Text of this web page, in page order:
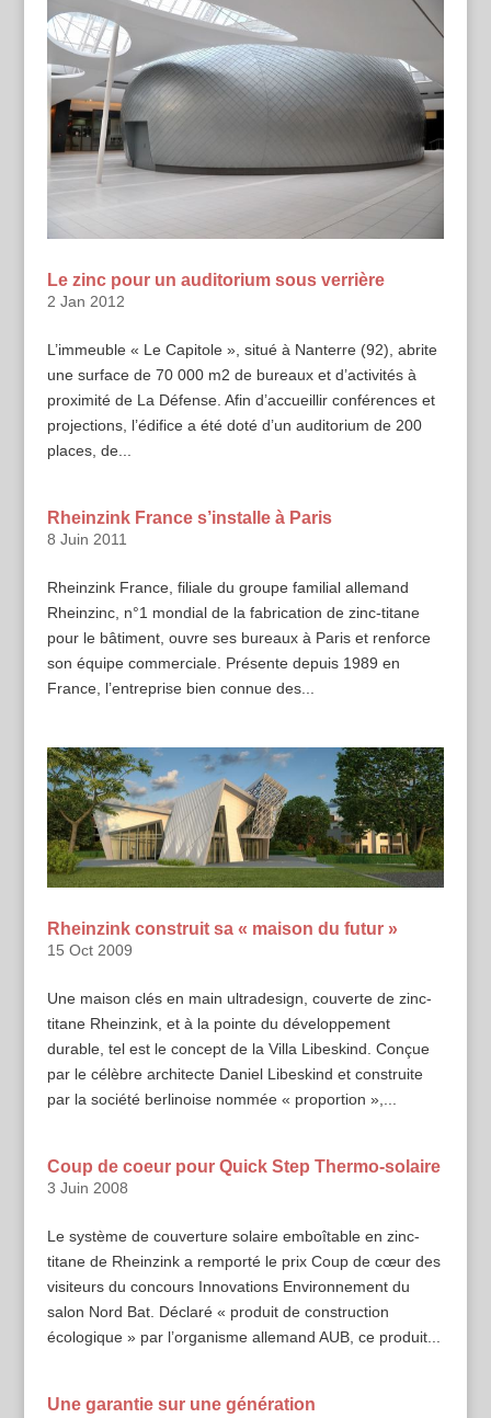
Le zinc pour un auditorium sous verrière
2 Jan 2012
L’immeuble « Le Capitole », situé à Nanterre (92), abrite
une surface de 70 000 m2 de bureaux et d’activités à
proximité de La Défense. Afin d’accueillir conférences et
projections, l’édifice a été doté d’un auditorium de 200
places, de...
Rheinzink France s’installe à Paris
8 Juin 2011
Rheinzink France, filiale du groupe familial allemand
Rheinzinc, n°1 mondial de la fabrication de zinc-titane
pour le bâtiment, ouvre ses bureaux à Paris et renforce
son équipe commerciale. Présente depuis 1989 en
France, l’entreprise bien connue des...
Rheinzink construit sa « maison du futur »
15 Oct 2009
Une maison clés en main ultradesign, couverte de zinc-
titane Rheinzink, et à la pointe du développement
durable, tel est le concept de la Villa Libeskind. Conçue
par le célèbre architecte Daniel Libeskind et construite
par la société berlinoise nommée « proportion »,...
Coup de coeur pour Quick Step Thermo-solaire
3 Juin 2008
Le système de couverture solaire emboîtable en zinc-
titane de Rheinzink a remporté le prix Coup de cœur des
visiteurs du concours Innovations Environnement du
salon Nord Bat. Déclaré « produit de construction
écologique » par l’organisme allemand AUB, ce produit...
Une garantie sur une génération